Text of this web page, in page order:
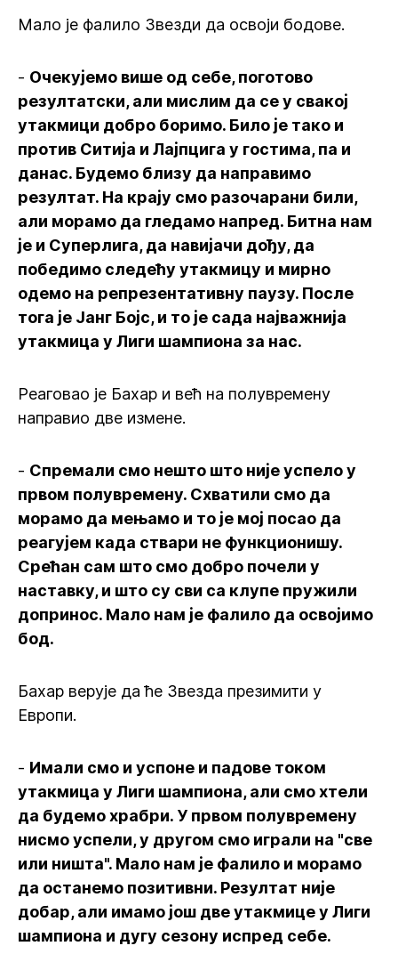
Мало је фалило Звезди да освоји бодове.
- Очекујемо више од себе, поготово
резултатски, али мислим да се у свакој
утакмици добро боримо. Било је тако и
против Ситија и Лајпцига у гостима, па и
данас. Будемо близу да направимо
резултат. На крају смо разочарани били,
али морамо да гледамо напред. Битна нам
је и Суперлига, да навијачи дођу, да
победимо следећу утакмицу и мирно
одемо на репрезентативну паузу. После
тога је Јанг Бојс, и то је сада најважнија
утакмица у Лиги шампиона за нас.
Реаговао је Бахар и већ на полувремену
направио две измене.
- Спремали смо нешто што није успело у
првом полувремену. Схватили смо да
морамо да мењамо и то је мој посао да
реагујем када ствари не функционишу.
Срећан сам што смо добро почели у
наставку, и што су сви са клупе пружили
допринос. Мало нам је фалило да освојимо
бод.
Бахар верује да ће Звезда презимити у
Европи.
- Имали смо и успоне и падове током
утакмица у Лиги шампиона, али смо хтели
да будемо храбри. У првом полувремену
нисмо успели, у другом смо играли на "све
или ништа". Мало нам је фалило и морамо
да останемо позитивни. Резултат није
добар, али имамо још две утакмице у Лиги
шампиона и дугу сезону испред себе.